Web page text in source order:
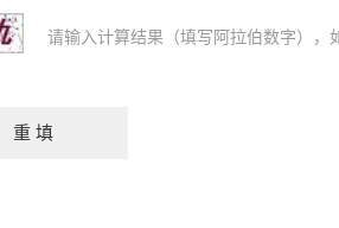
请输入计算结果（填写阿拉伯数字），